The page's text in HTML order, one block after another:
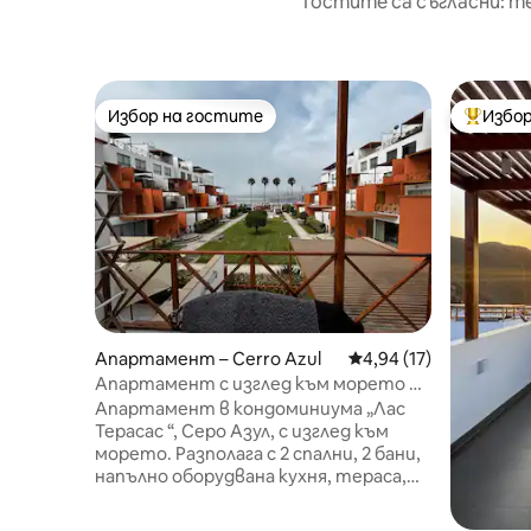
Избор на гостите
Избор на гостите
Апартамент – Cerro Azul Средна оценка: 4,94
4,94 (17)
Апартамент с изглед към морето в
Серо Азул
Апартамент в кондоминиума „Лас
Терасас “, Серо Азул, с изглед към
морето. Разполага с 2 спални, 2 бани,
напълно оборудвана кухня, тераса,
Най-